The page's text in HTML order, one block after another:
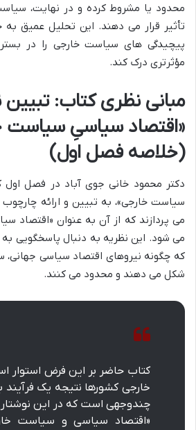
محدود یا مشروط کرده و در نهایت،
تأثیر قرار می دهند. این تحلیل عمیق
پیچیدگی های سیاست خارجی را در
مؤثرتری درک کند.
مبانی نظری کتاب: تبیین
«اقتصاد سیاسیِ سیاست
(خلاصه فصل اول)
دکتر محمود خانی جوی آباد در فصل اول
سیاست خارجی»، به تبیین و ارائه
می پردازند که از آن به عنوان «اقتصاد
می شود. این نظریه به دنبال پاسخگویی
که چگونه نیروهای اقتصاد سیاسی جهانی،
شکل می دهند و محدود می کنند.
کتاب حاضر بر این فرض
خارجی کشورها نتیجه یک فرآیند
چندوجهی است که در این نوشتار
«اقتصاد سیاسی و سیاست